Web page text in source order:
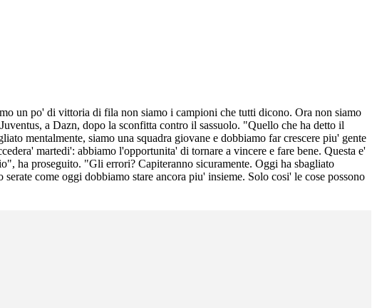
un po' di vittoria di fila non siamo i campioni che tutti dicono. Ora non siamo
a Dazn, dopo la sconfitta contro il sassuolo. "Quello che ha detto il
mentalmente, siamo una squadra giovane e dobbiamo far crescere piu' gente
martedi': abbiamo l'opportunita' di tornare a vincere e fare bene. Questa e'
ha proseguito. "Gli errori? Capiteranno sicuramente. Oggi ha sbagliato
come oggi dobbiamo stare ancora piu' insieme. Solo cosi' le cose possono